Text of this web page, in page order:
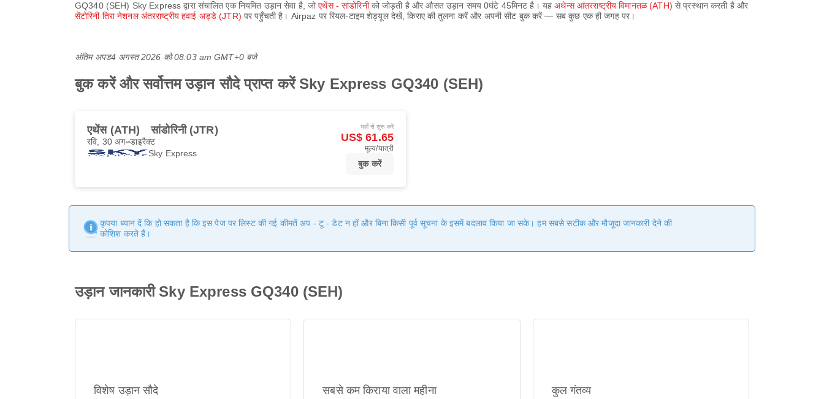
GQ340(SEH) Sky Express द्वारा संचालित एक नियमित उड़ान सेवा है, जोएथेंस - सांडोरिनीको जोड़ती है और औसत उड़ान समय0घंटे 45मिनट है। यहअथेन्स आंतरराष्ट्रीय विमानतळ (ATH) से प्रस्थान करती है और
सेंटोरिनी तिरा नेशनल अंतरराष्ट्रीय हवाई अड्डे (JTR)पर पहुँचती है। Airpaz पर रियल-टाइम शेड्यूल देखें, किराए की तुलना करें और अपनी सीट बुक करें — सब कुछ एक ही जगह पर।
अंतिम अपड4 अगस्त 2026 को 08:03 am GMT+0 बजे
बुक करें और सर्वोत्तम उड़ान सौदे प्राप्त करें Sky Express GQ340 (SEH)
एथेंस (ATH) सांडोरिनी (JTR)
रवि, 30 अग॰डाइरैक्ट
Sky Express
यहाँ से शुरू करें
US$ 61.65
मूल्य/यात्री
बुक करें
कृपया ध्यान दें कि हो सकता है कि इस पेज पर लिस्ट की गई कीमतें अप - टू - डेट न हों और बिना किसी पूर्व सूचना के इसमें बदलाव किया जा सके। हम सबसे सटीक और मौजूदा जानकारी देने की
कोशिश करते हैं।
उड़ान जानकारी Sky Express GQ340 (SEH)
विशेष उड़ान सौदे सबसे कम किराया वाला महीना कुल गंतव्य